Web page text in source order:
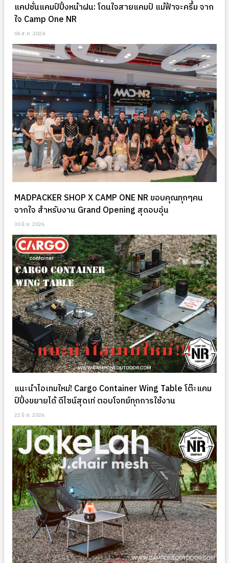
แคปชั่นแคมป์ปิ้งหน้าฝน: โดนใจสายแคมป์ แม้ฟ้าจะครึ้ม จาก
ใจ Camp One NR
06 ส.ค. 2024
MADPACKER SHOP X CAMP ONE NR ขอบคุณทุกๆคน
จากใจ สำหรับงาน Grand Opening สุดอบอุ่น
30 มิ.ย. 2026
แนะนำไอเทมใหม่! Cargo Container Wing Table โต๊ะแคม
ป์ปิ้งขยายได้ ดีไซน์สุดเท่ ตอบโจทย์ทุกการใช้งาน
22 มิ.ย. 2026